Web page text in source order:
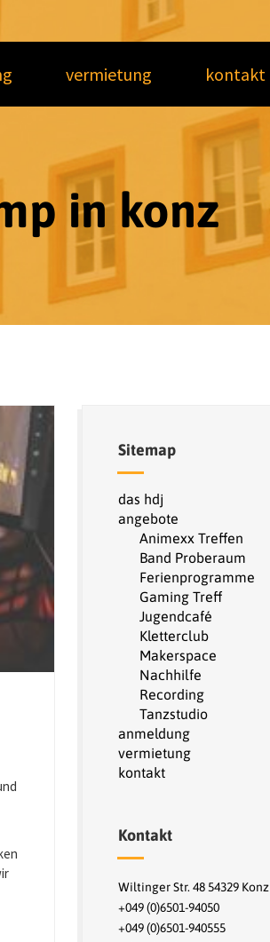
vermietung kontakt
in konz
Sitemap
das hdj
angebote
Animexx Treffen
Band Proberaum
Ferienprogramme
Gaming Treff
Jugendcafé
Kletterclub
Makerspace
Nachhilfe
Recording
Tanzstudio
anmeldung
vermietung
kontakt
Kontakt
Wiltinger Str. 48 54329 Konz
+049 (0)6501-94050
+049 (0)6501-940555